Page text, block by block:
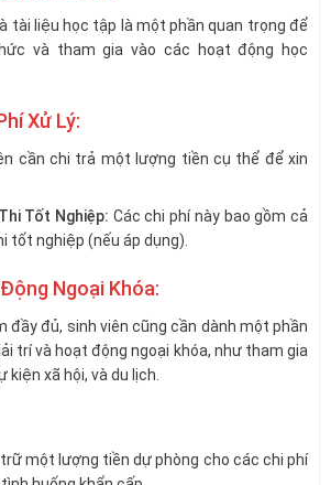
tài liệu học tập là một phần quan trọng để
và tham gia vào các hoạt động học
Xử Lý:
cần chi trả một lượng tiền cụ thể để xin
Tốt Nghiệp: Các chi phí này bao gồm cả
tốt nghiệp (nếu áp dụng).
Ngoại Khóa:
đầy đủ, sinh viên cũng cần dành một phần
trí và hoạt động ngoại khóa, như tham gia
kiện xã hội, và du lịch.
một lượng tiền dự phòng cho các chi phí